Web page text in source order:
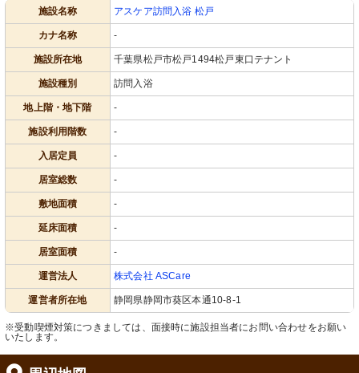
施設名称 アスケア訪問入浴 松戸
カナ名称 -
施設所在地 千葉県松戸市松戸1494松戸東口テナント
施設種別 訪問入浴
地上階・地下階 -
施設利用階数 -
入居定員 -
居室総数 -
敷地面積 -
延床面積 -
居室面積 -
運営法人 株式会社 ASCare
運営者所在地 静岡県静岡市葵区本通10-8-1
※受動喫煙対策につきましては、面接時に施設担当者にお問い合わせをお願い
いたします。